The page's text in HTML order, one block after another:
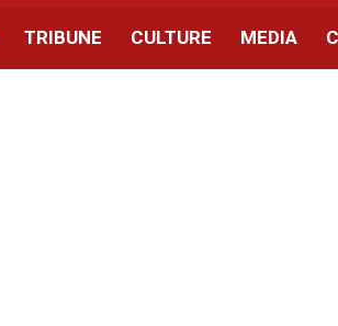
TRIBUNE CULTURE MEDIA